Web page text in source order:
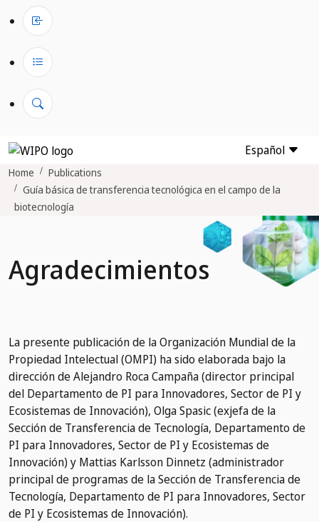
Español
Home
Publications
Guía básica de transferencia tecnológica en el campo de la
biotecnología
Agradecimientos
La presente publicación de la Organización Mundial de la
Propiedad Intelectual (OMPI) ha sido elaborada bajo la
dirección de Alejandro Roca Campaña (director principal
del Departamento de PI para Innovadores, Sector de PI y
Ecosistemas de Innovación), Olga Spasic (exjefa de la
Sección de Transferencia de Tecnología, Departamento de
PI para Innovadores, Sector de PI y Ecosistemas de
Innovación) y Mattias Karlsson Dinnetz (administrador
principal de programas de la Sección de Transferencia de
Tecnología, Departamento de PI para Innovadores, Sector
de PI y Ecosistemas de Innovación).